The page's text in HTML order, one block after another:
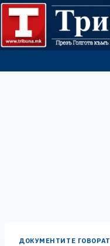
Skip
content
ДОКУМЕНТИТЕ ГОВОРАТ